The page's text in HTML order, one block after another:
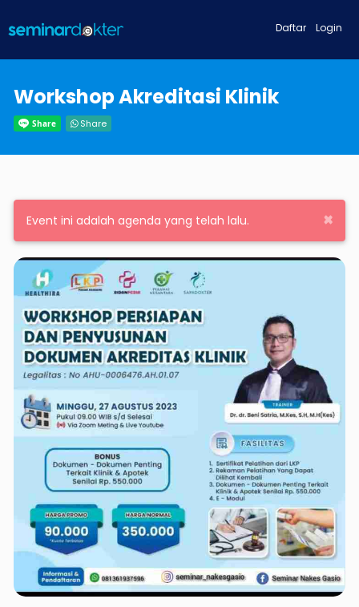
Login
Daftar
Workshop Akreditasi Klinik
Share
×
Event ini adalah agenda yang telah lalu.